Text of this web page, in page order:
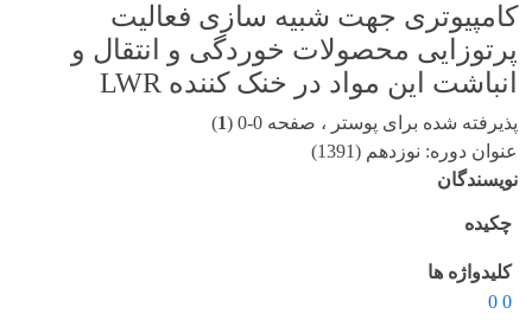
کامپیوتری جهت شبیه سازی فعالیت
پرتوزایی محصولات خوردگی و انتقال و
انباشت این مواد در خنک کننده LWR
پذیرفته شده برای پوستر ، صفحه 0-0 ( 1
)
عنوان دوره: نوزدهم (1391)
نویسندگان
چکیده
کلیدواژه ها
0 0